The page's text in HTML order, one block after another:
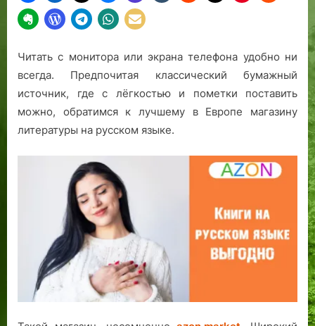
Читать с монитора или экрана телефона удобно ни
всегда. Предпочитая классический бумажный
источник, где с лёгкостью и пометки поставить
можно, обратимся к лучшему в Европе магазину
литературы на русском языке.